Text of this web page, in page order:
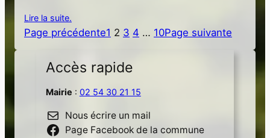
Lire la suite.
Page précédente1 2 3 4 … 10Page suivante
Accès rapide
Mairie : 02 54 30 21 15
Nous écrire un mail
Page Facebook de la commune